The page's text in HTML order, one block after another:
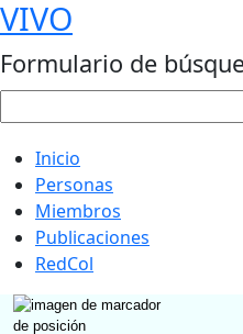
VIVO
Formulario de
Inicio
Personas
Miembros
Publicaciones
RedCol